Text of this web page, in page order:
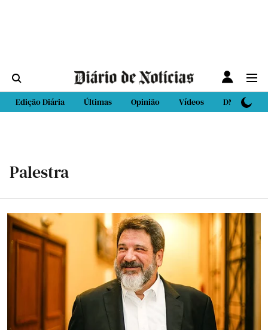
Edição Diária Últimas Opinião Vídeos DN Sport
Palestra